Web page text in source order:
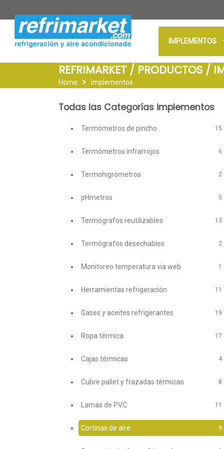
IMPLEMENTOS
REFRIMARKET / PRODUCTOS /
Home implementos
Todas las Categorías implementos
Termómetros de pincho 15
Termómetros infrarrojos 6
Termohigrómetros 2
pHmetros 5
Termógrafos reutilizables 13
Termógrafos desechables 2
Monitoreo temperatura via web 1
Herramientas refrigeración 11
Gases y aceites refrigerantes 19
Ropa térmica 17
Cajas térmicas 4
Cubre pallet y frazadas térmicas 8
Lamas de PVC 11
Cortinas de aire 9